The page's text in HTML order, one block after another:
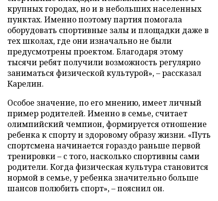
крупных городах, но и в небольших населенных
пунктах. Именно поэтому партия помогала
оборудовать спортивные залы и площадки даже в
тех школах, где они изначально не были
предусмотрены проектом. Благодаря этому
тысячи ребят получили возможность регулярно
заниматься физической культурой», – рассказал
Карелин.
Особое значение, по его мнению, имеет личный
пример родителей. Именно в семье, считает
олимпийский чемпион, формируется отношение
ребенка к спорту и здоровому образу жизни. «Путь
спортсмена начинается гораздо раньше первой
тренировки – с того, насколько спортивны сами
родители. Когда физическая культура становится
нормой в семье, у ребенка значительно больше
шансов полюбить спорт», – пояснил он.